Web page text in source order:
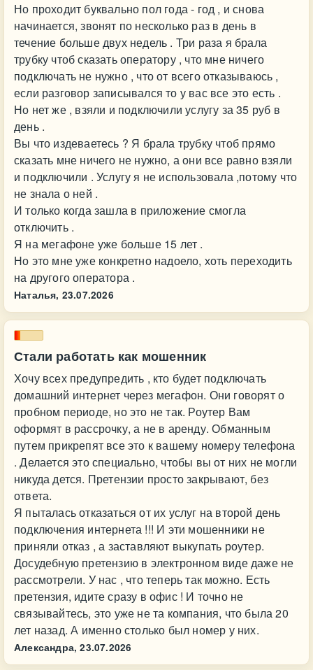
Но проходит буквально пол года - год , и снова
начинается, звонят по несколько раз в день в
течение больше двух недель . Три раза я брала
трубку чтоб сказать оператору , что мне ничего
подключать не нужно , что от всего отказываюсь ,
если разговор записывался то у вас все это есть .
Но нет же , взяли и подключили услугу за 35 руб в
день .
Вы что издеваетесь ? Я брала трубку чтоб прямо
сказать мне ничего не нужно, а они все равно взяли
и подключили . Услугу я не использовала ,потому что
не знала о ней .
И только когда зашла в приложение смогла
отключить .
Я на мегафоне уже больше 15 лет .
Но это мне уже конкретно надоело, хоть переходить
на другого оператора .
Наталья, 23.07.2026
Стали работать как мошенник
Хочу всех предупредить , кто будет подключать
домашний интернет через мегафон. Они говорят о
пробном периоде, но это не так. Роутер Вам
оформят в рассрочку, а не в аренду. Обманным
путем прикрепят все это к вашему номеру телефона
. Делается это специально, чтобы вы от них не могли
никуда дется. Претензии просто закрывают, без
ответа.
Я пыталась отказаться от их услуг на второй день
подключения интернета !!! И эти мошенники не
приняли отказ , а заставляют выкупать роутер.
Досудебную претензию в электронном виде даже не
рассмотрели. У нас , что теперь так можно. Есть
претензия, идите сразу в офис ! И точно не
связывайтесь, это уже не та компания, что была 20
лет назад. А именно столько был номер у них.
Александра, 23.07.2026